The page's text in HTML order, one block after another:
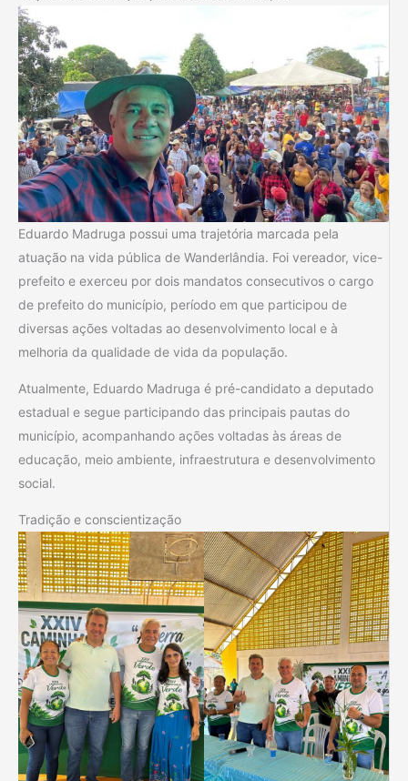
Eduardo Madruga possui uma trajetória marcada pela
atuação na vida pública de Wanderlândia. Foi vereador, vice-
prefeito e exerceu por dois mandatos consecutivos o cargo
de prefeito do município, período em que participou de
diversas ações voltadas ao desenvolvimento local e à
melhoria da qualidade de vida da população.
Atualmente, Eduardo Madruga é pré-candidato a deputado
estadual e segue participando das principais pautas do
município, acompanhando ações voltadas às áreas de
educação, meio ambiente, infraestrutura e desenvolvimento
social.
Tradição e conscientização